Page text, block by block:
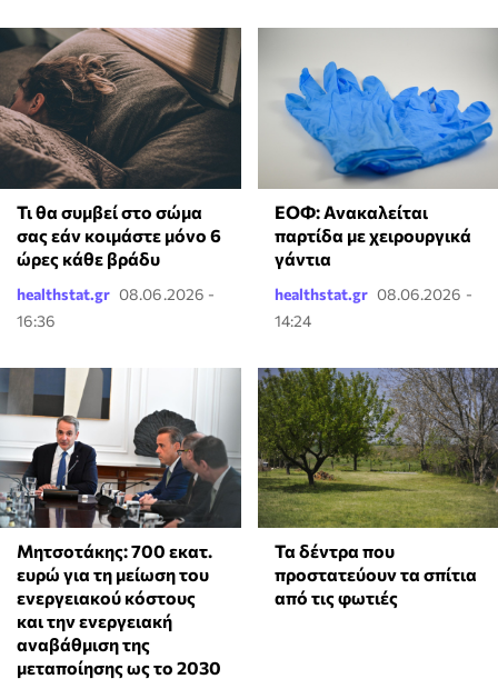
Τι θα συμβεί στο σώμα
σας εάν κοιμάστε μόνο 6
ώρες κάθε βράδυ
healthstat.gr 08.06.2026 -
16:36
ΕΟΦ: Ανακαλείται
παρτίδα με χειρουργικά
γάντια
healthstat.gr 08.06.2026 -
14:24
Μητσοτάκης: 700 εκατ.
ευρώ για τη μείωση του
ενεργειακού κόστους
και την ενεργειακή
αναβάθμιση της
μεταποίησης ως το 2030
Τα δέντρα που
προστατεύουν τα σπίτια
από τις φωτιές